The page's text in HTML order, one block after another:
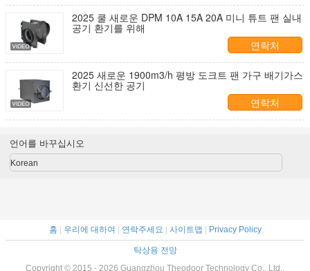
2025 쿨 새로운 DPM 10A 15A 20A 미니 튜트 팬 실내
공기 환기를 위해
연락처
2025 새로운 1900m3/h 평방 도크트 팬 가구 배기가스
환기 신선한 공기
연락처
언어를 바꾸십시오
Korean
홈 우리에 대하여 연락주세요 사이트맵 Privacy Policy
탁상용 전망
Copyright © 2015 - 2026 Guangzhou Theodoor Technology Co., Ltd..